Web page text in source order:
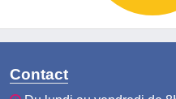
Contact